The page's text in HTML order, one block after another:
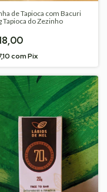
de Tapioca com Bacuri
Tapioca do Zezinho
comPix